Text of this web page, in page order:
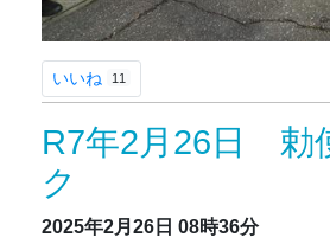
いいね 11
R7年2月26日 勅
ク
2025年2月26日 08時36分